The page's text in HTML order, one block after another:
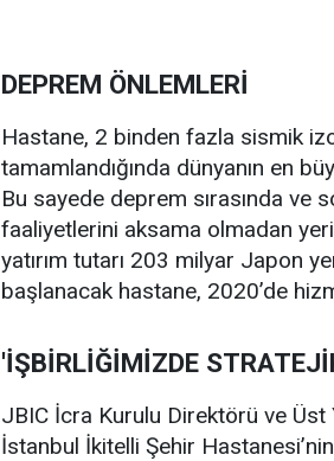
DEPREM ÖNLEMLERİ
Hastane, 2 binden fazla sismik
tamamlandığında dünyanın en
Bu sayede deprem sırasında ve
faaliyetlerini aksama olmadan
yatırım tutarı 203 milyar Japon
başlanacak hastane, 2020’de
'İŞBİRLİĞİMİZDE
JBIC İcra Kurulu Direktörü ve
İstanbul İkitelli Şehir